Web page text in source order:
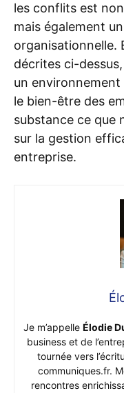
les conflits est
mais également
organisationnelle.
décrites ci-
un
le bien-être des
substance ce que
sur la gestion
entreprise.
Je m’appelle Élodie
business et de
tournée vers
communiques.fr.
rencontres